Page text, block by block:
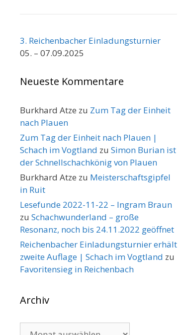
3. Reichenbacher Einladungsturnier
05. – 07.09.2025
Neueste Kommentare
Burkhard Atze zu Zum Tag der Einheit
nach Plauen
Zum Tag der Einheit nach Plauen |
Schach im Vogtland zu Simon Burian ist
der Schnellschachkönig von Plauen
Burkhard Atze zu Meisterschaftsgipfel
in Ruit
Lesefunde 2022-11-22 – Ingram Braun
zu Schachwunderland – große
Resonanz, noch bis 24.11.2022 geöffnet
Reichenbacher Einladungsturnier erhält
zweite Auflage | Schach im Vogtland zu
Favoritensieg in Reichenbach
Archiv